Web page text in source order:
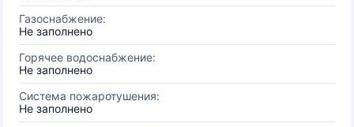
Газоснабжение:
Не заполнено
Горячее водоснабжение:
Не заполнено
Система пожаротушения:
Не заполнено